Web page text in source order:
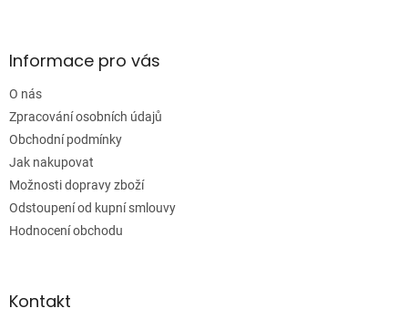
aInformace pro vás
O nás
Zpracování osobních údajů
Obchodní podmínky
Jak nakupovat
Možnosti dopravy zboží
Odstoupení od kupní smlouvy
Hodnocení obchodu
Kontakt